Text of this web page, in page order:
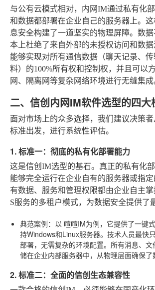
与公有云模式相对，内网IM通过私有化
和数据都部署在企业自己的服务器上。
息安全构建了一道坚实的物理屏障。数
本上杜绝了来自外部的未授权访问和数
能够实现对所有通信数据（聊天记录、
料）的100%所有权和控制权，并且可以
网、隔离网等复杂网络环境进行无缝集成
二、信创内网IM软件选型的四大
面对市场上的众多选择，我们建议决策
标准出发，进行系统性评估。
1. 标准一：彻底的私有化部署能力
这是信创IM选型的基石。真正的私有化
能够完全运行在企业自有的服务器或指
有数据、服务和管理权限都由企业自主掌
S服务的多租户模式，为数据安全提供了
典范案例：以 喧喧IM为例，它提供了一键
持Windows和Linux服务器。技术人员最快
部署，无需复杂的环境配置。所有消息、
储在企业内部服务器中，从物理层面确保了
2. 标准二：全面的信创生态兼容性